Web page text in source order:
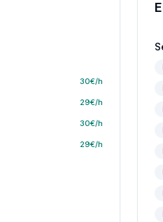
30€/h
29€/h
30€/h
29€/h